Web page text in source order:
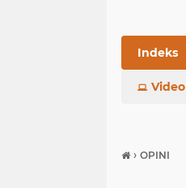
Indeks
Video
› OPINI